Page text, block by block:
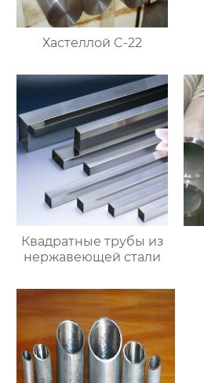
Хастеллой C-22
Квадратные трубы из
нержавеющей стали